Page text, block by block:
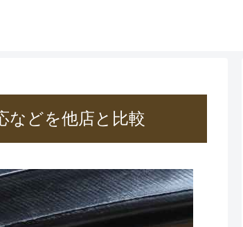
などを他店と比較